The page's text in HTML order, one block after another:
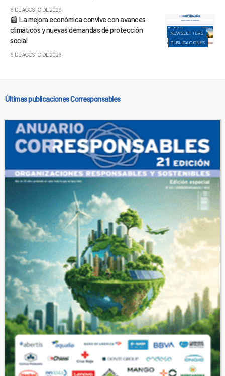
6 DE AGOSTO DE 2026
NEWSLETTERS
PUBLICACIONES
📰 La mejora económica convive con avances
climáticos y nuevas demandas de protección
social
6 DE AGOSTO DE 2026
Últimas publicaciones Corresponsables